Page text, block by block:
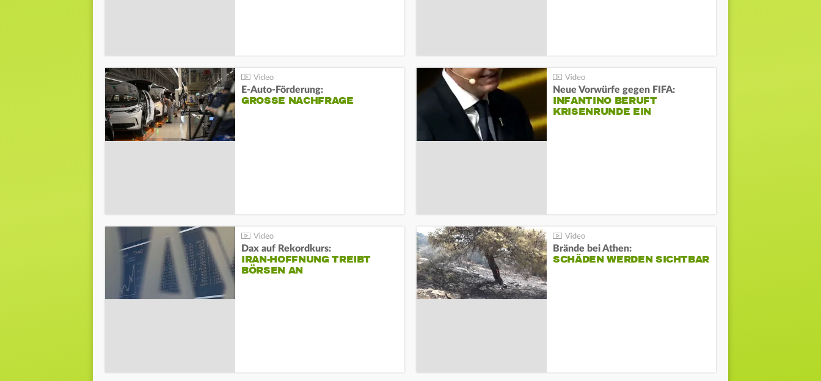
E-Auto-Förderung:
GROSSE NACHFRAGE
Neue Vorwürfe gegen FIFA:
INFANTINO BERUFT
KRISENRUNDE EIN
Dax auf Rekordkurs:
IRAN-HOFFNUNG TREIBT
BÖRSEN AN
Brände bei Athen:
SCHÄDEN WERDEN SICHTBAR